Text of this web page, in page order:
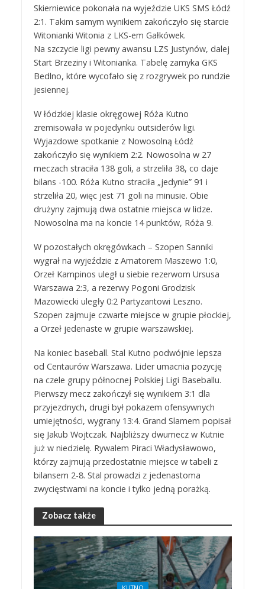
Skierniewice pokonała na wyjeździe UKS SMS Łódź
2:1. Takim samym wynikiem zakończyło się starcie
Witonianki Witonia z LKS-em Gałkówek.
Na szczycie ligi pewny awansu LZS Justynów, dalej
Start Brzeziny i Witonianka. Tabelę zamyka GKS
Bedlno, które wycofało się z rozgrywek po rundzie
jesiennej.
W łódzkiej klasie okręgowej Róża Kutno
zremisowała w pojedynku outsiderów ligi.
Wyjazdowe spotkanie z Nowosolną Łódź
zakończyło się wynikiem 2:2. Nowosolna w 27
meczach straciła 138 goli, a strzeliła 38, co daje
bilans -100. Róża Kutno straciła „jedynie” 91 i
strzeliła 20, więc jest 71 goli na minusie. Obie
drużyny zajmują dwa ostatnie miejsca w lidze.
Nowosolna ma na koncie 14 punktów, Róża 9.
W pozostałych okręgówkach – Szopen Sanniki
wygrał na wyjeździe z Amatorem Maszewo 1:0,
Orzeł Kampinos uległ u siebie rezerwom Ursusa
Warszawa 2:3, a rezerwy Pogoni Grodzisk
Mazowiecki uległy 0:2 Partyzantowi Leszno.
Szopen zajmuje czwarte miejsce w grupie płockiej,
a Orzeł jedenaste w grupie warszawskiej.
Na koniec baseball. Stal Kutno podwójnie lepsza
od Centaurów Warszawa. Lider umacnia pozycję
na czele grupy północnej Polskiej Ligi Baseballu.
Pierwszy mecz zakończył się wynikiem 3:1 dla
przyjezdnych, drugi był pokazem ofensywnych
umiejętności, wygrany 13:4. Grand Slamem popisał
się Jakub Wojtczak. Najbliższy dwumecz w Kutnie
już w niedzielę. Rywalem Piraci Władysławowo,
którzy zajmują przedostatnie miejsce w tabeli z
bilansem 2-8. Stal prowadzi z jedenastoma
zwycięstwami na koncie i tylko jedną porażką.
Zobacz także